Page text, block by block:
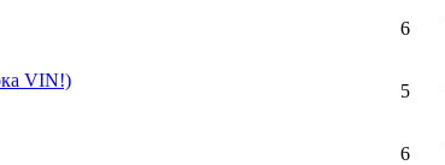
6
VIN!)
5
6